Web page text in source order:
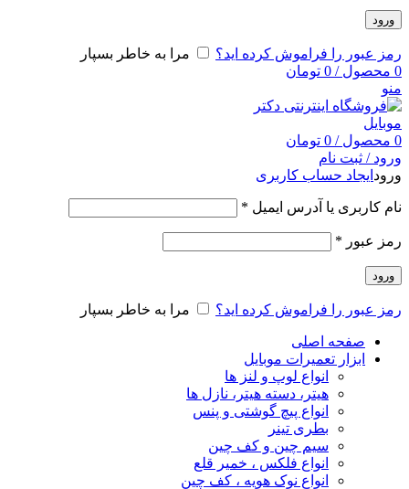
ورود
رمز عبور را فراموش کرده اید؟
مرا به خاطر بسپار
0 محصول /
0 تومان
منو
0 محصول /
0 تومان
ورود / ثبت نام
ورود ایجاد حساب کاربری
نام کاربری یا آدرس ایمیل *
رمز عبور *
ورود
رمز عبور را فراموش کرده اید؟ مرا به خاطر بسپار
صفحه اصلی
ابزار تعمیرات موبایل
انواع لوپ و لنز ها
هیتر، دسته هیتر، نازل ها
انواع پیچ‌ گوشتی و پنس
بطری تینر
سیم چین و کف چین
انواع فلکس ، خمیر قلع
انواع نوک هویه ، کف چین